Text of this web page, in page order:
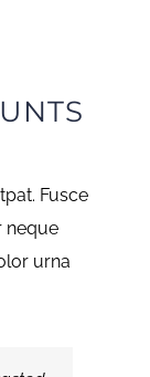
Fusce
neque
urna